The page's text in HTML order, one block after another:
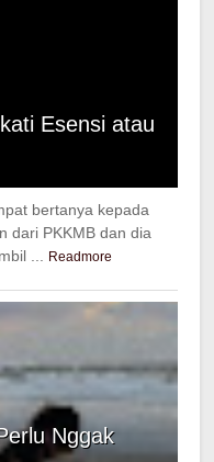
Esensi atau
bertanya kepada
dari PKKMB dan dia
...
Readmore
Nggak